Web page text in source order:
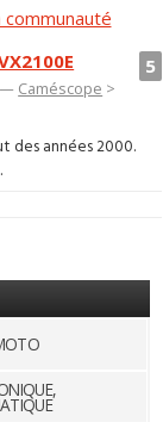
5
— Caméscope >
des années 2000.